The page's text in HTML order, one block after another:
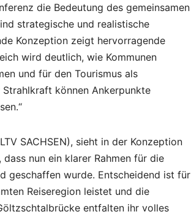
die Bedeutung des gemeinsamen
strategische und realistische
Konzeption zeigt hervorragende
wird deutlich, wie Kommunen
und für den Tourismus als
können Ankerpunkte
SACHSEN), sieht in der Konzeption
nun ein klarer Rahmen für die
geschaffen wurde. Entscheidend ist für
Reiseregion leistet und die
entfalten ihr volles